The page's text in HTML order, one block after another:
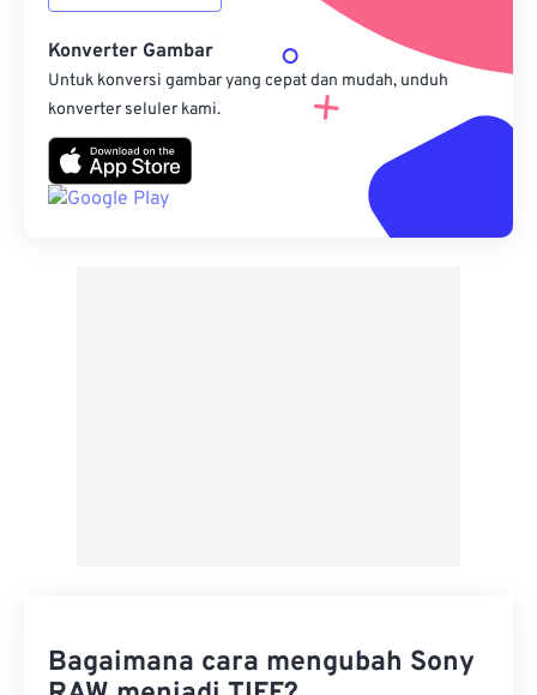
Konverter Gambar
Untuk konversi gambar yang cepat dan mudah, unduh
konverter seluler kami.
Bagaimana cara mengubah Sony